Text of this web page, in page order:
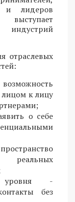
и лидеров
выступает
отраслевых
лицом к лицу
о себе
уровня -
без